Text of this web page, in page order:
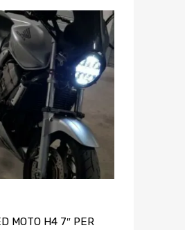
MOTO H4 7″ PER